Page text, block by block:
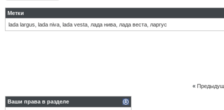
Метки
lada largus lada niva lada vesta лада нива лада веста ларгус
«
Ваши права в разделе